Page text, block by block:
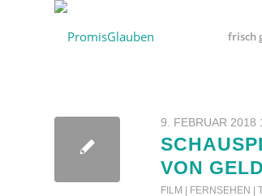
frisch
9. FEBRUAR 2018
VON
FILM | FERNSEHEN |